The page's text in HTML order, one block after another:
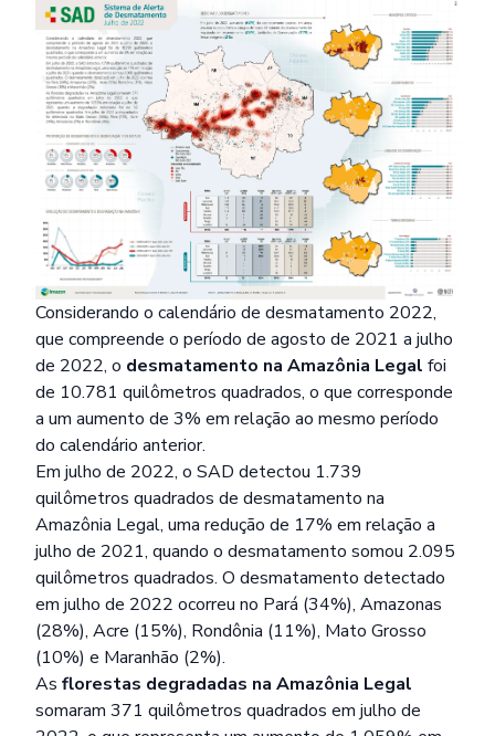
Considerando o calendário de desmatamento 2022,
que compreende o período de agosto de 2021 a julho
de 2022, o desmatamento na Amazônia Legal foi
de 10.781 quilômetros quadrados, o que corresponde
a um aumento de 3% em relação ao mesmo período
do calendário anterior.
Em julho de 2022, o SAD detectou 1.739
quilômetros quadrados de desmatamento na
Amazônia Legal, uma redução de 17% em relação a
julho de 2021, quando o desmatamento somou 2.095
quilômetros quadrados. O desmatamento detectado
em julho de 2022 ocorreu no Pará (34%), Amazonas
(28%), Acre (15%), Rondônia (11%), Mato Grosso
(10%) e Maranhão (2%).
As florestas degradadas na Amazônia Legal
somaram 371 quilômetros quadrados em julho de